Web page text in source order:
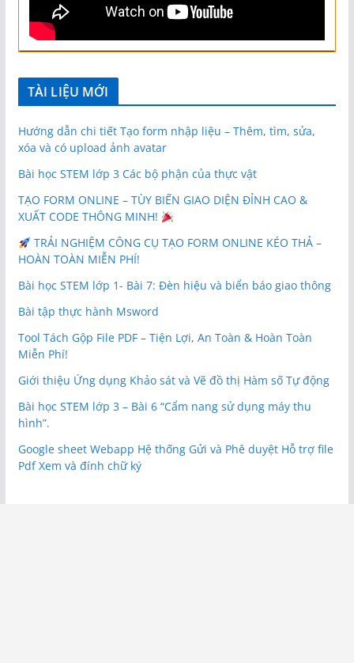
TÀI LIỆU MỚI
Hướng dẫn chi tiết Tạo form nhập liệu – Thêm, tìm, sửa,
xóa và có upload ảnh avatar
Bài học STEM lớp 3 Các bộ phận của thực vật
TẠO FORM ONLINE – TÙY BIẾN GIAO DIỆN ĐỈNH CAO &
XUẤT CODE THÔNG MINH!
TRẢI NGHIỆM CÔNG CỤ TẠO FORM ONLINE KÉO THẢ –
HOÀN TOÀN MIỄN PHÍ!
Bài học STEM lớp 1- Bài 7: Đèn hiệu và biển báo giao thông
Bài tập thực hành Msword
Tool Tách Gộp File PDF – Tiện Lợi, An Toàn & Hoàn Toàn
Miễn Phí!
Giới thiệu Ứng dụng Khảo sát và Vẽ đồ thị Hàm số Tự động
Bài học STEM lớp 3 – Bài 6 “Cẩm nang sử dụng máy thu
hình”.
Google sheet Webapp Hệ thống Gửi và Phê duyệt Hỗ trợ file
Pdf Xem và đính chữ ký